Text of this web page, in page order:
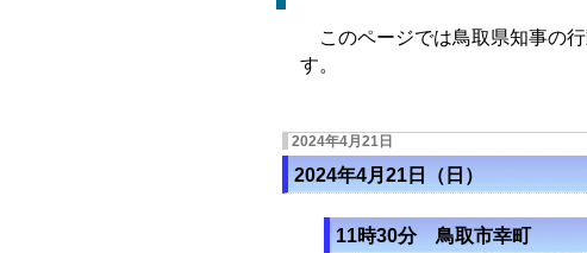
このページでは鳥取県知事の
す。
2024年4月21日
2024年4月21日（日）
11時30分 鳥取市幸町